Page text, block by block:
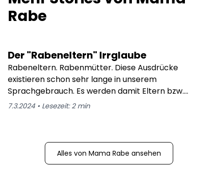
Rabe
Der "Rabeneltern" Irrglaube
Rabeneltern. Rabenmütter. Diese Ausdrücke
existieren schon sehr lange in unserem
Sprachgebrauch. Es werden damit Eltern bzw.
Mütter assoziiert, die sich schlecht oder gar nicht um
7.3.2024• Lesezeit: 2min
Alles von Mama Rabe ansehen